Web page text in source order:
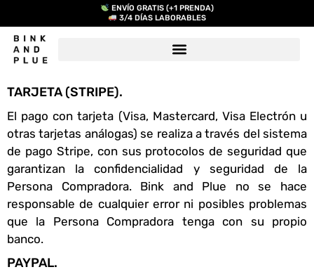
ENVÍO GRATIS (+1 PRENDA)
3/4 DÍAS LABORABLES
TARJETA (STRIPE).
El pago con tarjeta (Visa, Mastercard, Visa Electrón u
otras tarjetas análogas) se realiza a través del sistema
de pago Stripe, con sus protocolos de seguridad que
garantizan la confidencialidad y seguridad de la
Persona Compradora. Bink and Plue no se hace
responsable de cualquier error ni posibles problemas
que la Persona Compradora tenga con su propio
banco.
PAYPAL.